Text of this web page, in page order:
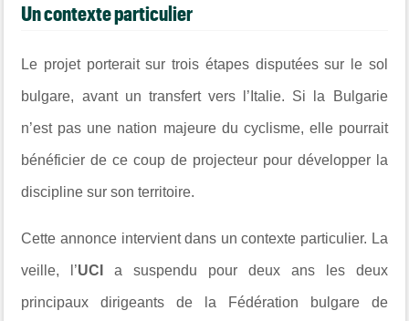
Un contexte particulier
Le projet porterait sur trois étapes disputées sur le sol
bulgare, avant un transfert vers l’Italie. Si la Bulgarie
n’est pas une nation majeure du cyclisme, elle pourrait
bénéficier de ce coup de projecteur pour développer la
discipline sur son territoire.
Cette annonce intervient dans un contexte particulier. La
veille, l’UCIa suspendu pour deux ans les deux
principaux dirigeants de la Fédération bulgare de